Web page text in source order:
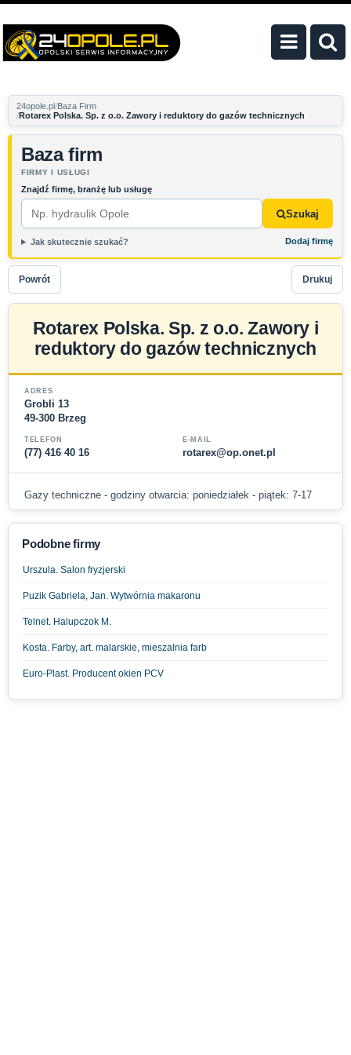
24opole.pl Baza Firm
Rotarex Polska. Sp. z o.o. Zawory i reduktory do gazów technicznych
Baza firm
FIRMY I USŁUGI
Znajdź firmę, branżę lub usługę
Szukaj
Jak skutecznie szukać? Dodaj firmę
Powrót Drukuj
Rotarex Polska. Sp. z o.o. Zawory i
reduktory do gazów technicznych
ADRES
Grobli 13
49-300 Brzeg
TELEFON
(77) 416 40 16
E-MAIL
rotarex@op.onet.pl
Gazy techniczne - godziny otwarcia: poniedziałek - piątek: 7-17
Podobne firmy
Urszula. Salon fryzjerski
Puzik Gabriela, Jan. Wytwórnia makaronu
Telnet. Halupczok M.
Kosta. Farby, art. malarskie, mieszalnia farb
Euro-Plast. Producent okien PCV